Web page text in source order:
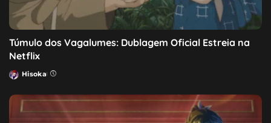
Túmulo dos Vagalumes: Dublagem Oficial Estreia na
Netflix
Posted
Hisoka